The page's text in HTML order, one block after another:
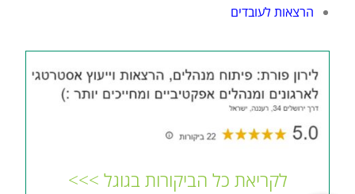
הרצאות לעובדים
לקריאת כל הביקורות בגוגל >>>